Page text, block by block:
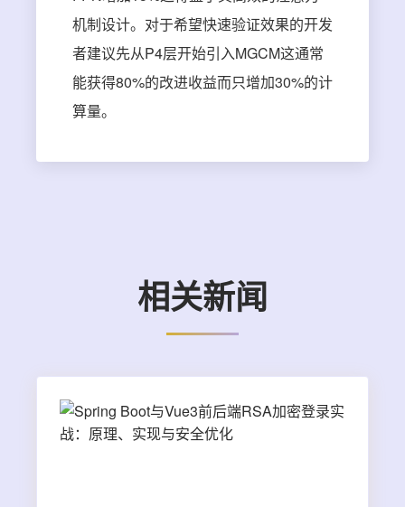
机制设计。对于希望快速验证效果的开发
者建议先从P4层开始引入MGCM这通常
能获得80%的改进收益而只增加30%的计
算量。
相关新闻